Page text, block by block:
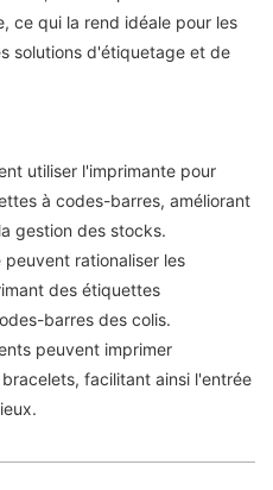
ce qui la rend idéale pour les
solutions d'étiquetage et de
utiliser l'imprimante pour
à codes-barres, améliorant
gestion des stocks.
rationaliser les
des étiquettes
barres des colis.
peuvent imprimer
facilitant ainsi l'entrée